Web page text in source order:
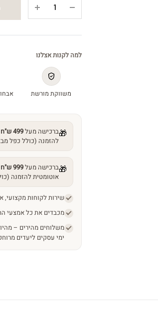
הרגעה
מ"ל)
quantity
למה לקנות אצלנו
משווקת מורשת
🎁ברכישה מעל499 ש"ח
(כולל כפל מבצעים)
🎁ברכישה מעל999 ש"ח
אוטומטית להזמנה
שירות לקוחות מקצועי,
מכבדים את כל אמצעי
ליעדים מרוחקים